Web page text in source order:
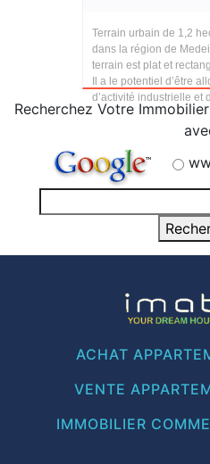
Terrain urbain de 1,2
dans la région de
terrain est plat et
Il a le potentiel d’être
d’activité industrielle et
Recherchez Votre
ACHAT
VENTE
IMMOBILIER